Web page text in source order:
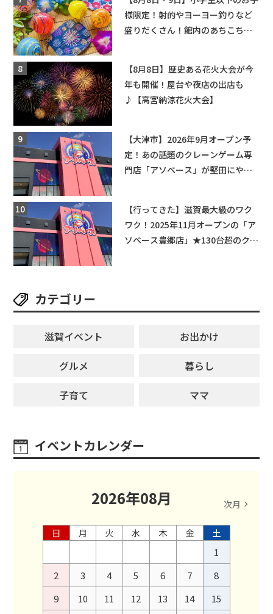
様限定！射的やヨーヨー釣りなど
盛りだくさん！館内のあちこちに
【8月8日】歴史ある花火大会が今
年も開催！屋台や夜店の出店も
♪【高宮納涼花火大会】
【大津市】2026年9月オープン予
定！あの話題のクレーンゲーム専
門店「アソベース」が堅田にやっ
【行ってきた】滋賀最大級のワク
ワク！2025年11月オープンの「ア
ソベース豊郷店」★130台超のクレ
カテゴリー
滋賀イベント
お出かけ
グルメ
暮らし
子育て
ママ
イベントカレンダー
2026年08月 次月
日 月 火 水 木 金
土
1
2
3 4 5 6 7
8
9
10 11 12 13 14
15